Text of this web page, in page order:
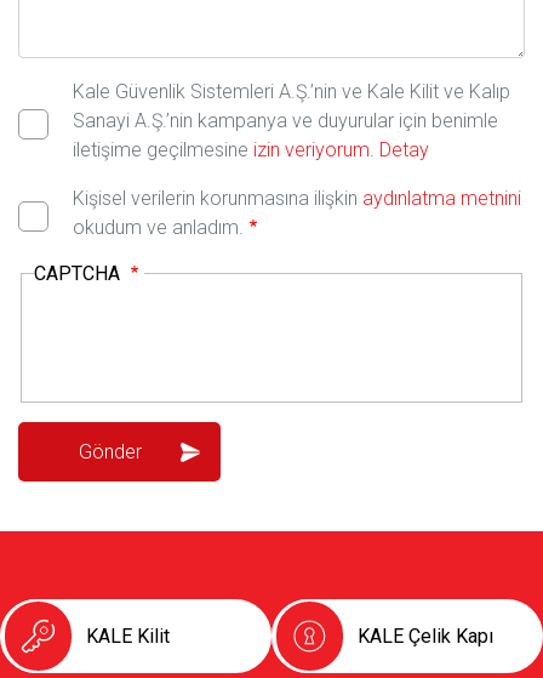
Kale Güvenlik Sistemleri A.Ş.’nin ve Kale Kilit ve Kalıp
Sanayi A.Ş.’nin kampanya ve duyurular için benimle
iletişime geçilmesine izin veriyorum. Detay
Kişisel verilerin korunmasına ilişkin aydınlatma metnini
okudum ve anladım.
CAPTCHA
KALE Kilit KALE Çelik Kapı